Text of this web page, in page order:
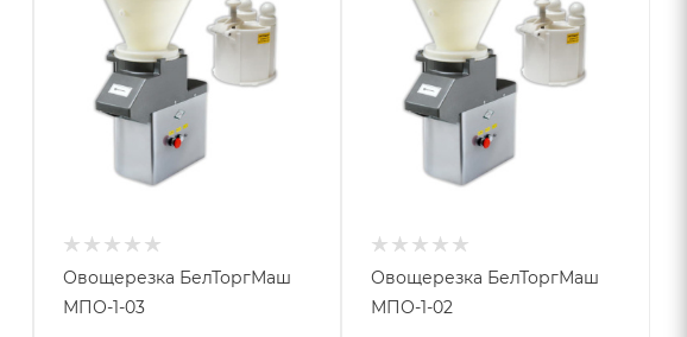
Овощерезка БелТоргМаш
МПО-1-03
Овощерезка БелТоргМаш
МПО-1-02